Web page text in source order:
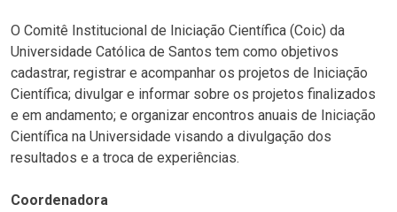
O Comitê Institucional de Iniciação Científica (Coic) da
Universidade Católica de Santos tem como objetivos
cadastrar, registrar e acompanhar os projetos de Iniciação
Científica; divulgar e informar sobre os projetos finalizados
e em andamento; e organizar encontros anuais de Iniciação
Científica na Universidade visando a divulgação dos
resultados e a troca de experiências.
Coordenadora